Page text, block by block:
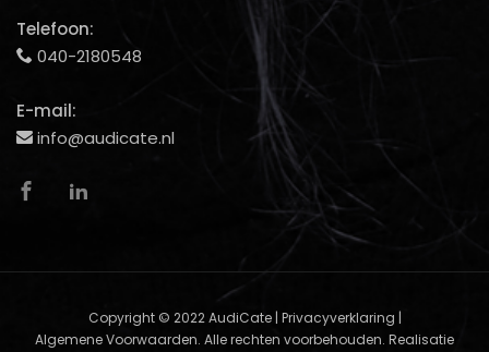
Telefoon:
040-2180548
E-mail:
info@audicate.nl
Copyright © 2022AudiCate| Privacyverklaring |
Algemene Voorwaarden. Alle rechten voorbehouden. Realisatie